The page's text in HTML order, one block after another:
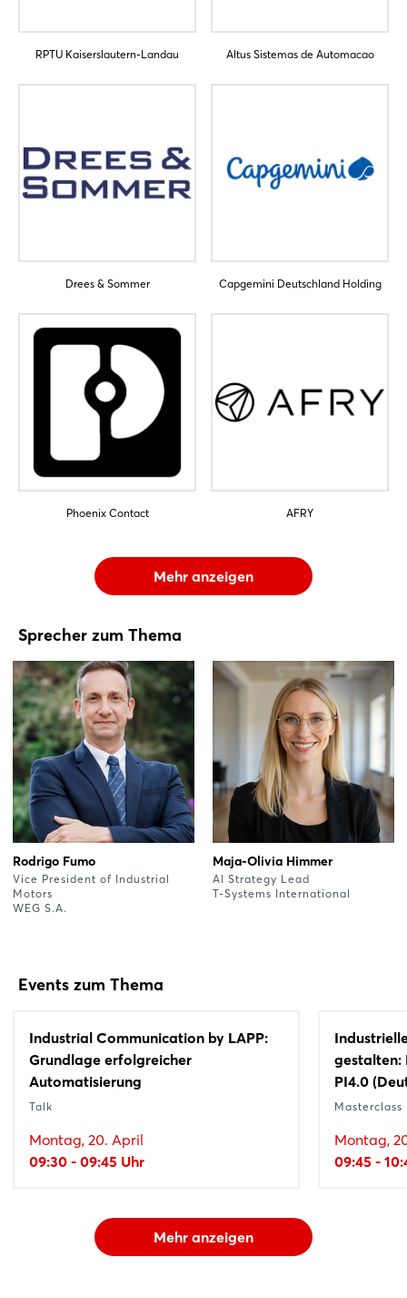
RPTU Kaiserslautern-Landau Altus Sistemas de Automacao
Drees & Sommer Capgemini Deutschland Holding
Phoenix Contact AFRY
Mehr anzeigen
Sprecher zum Thema
Rodrigo Fumo
Vice President of Industrial
Motors
WEG S.A.
Maja-Olivia Himmer
AI Strategy Lead
T-Systems International
Events zum Thema
Industrial Communication by LAPP:
Grundlage erfolgreicher
Automatisierung
Talk
Montag, 20. April
09:30 - 09:45 Uhr
gestalten:
PI4.0
Masterclass
Montag,
09:45 -
Mehr anzeigen
Noch nicht angemeldet?